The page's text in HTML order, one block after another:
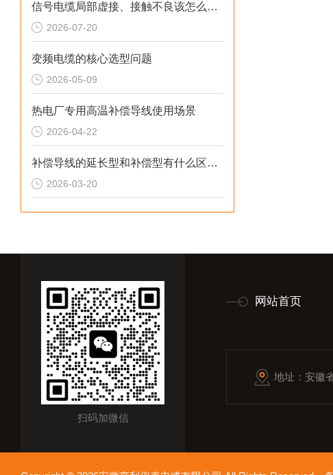
信号电缆局部虚接、接触不良该怎么检测排查？
2026-07-20
变频电缆的核心选型问题
2026-05-09
热电厂专用高温补偿导线使用场景
2026-04-22
补偿导线的延长型和补偿型有什么区别？
2026-03-20
扫码加微信
网站首页
地址：安徽